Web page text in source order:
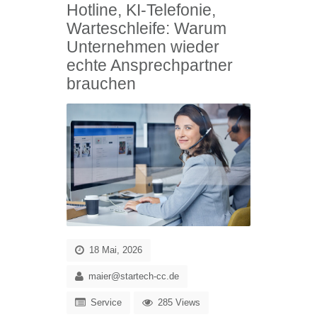
Hotline, KI-Telefonie,
Warteschleife: Warum
Unternehmen wieder
echte Ansprechpartner
brauchen
18 Mai, 2026
maier@startech-cc.de
Service 285 Views